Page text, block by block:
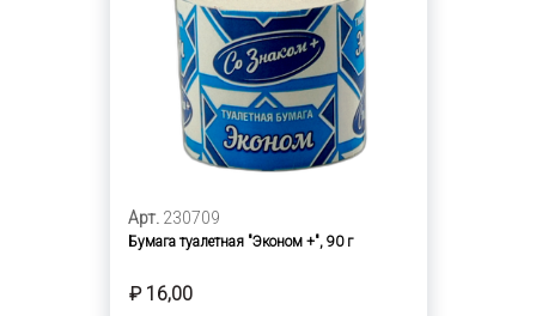
Арт. 230709
Бумага туалетная "Эконом +", 90 г
₽ 16,00